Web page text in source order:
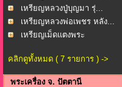
เหรียญหลวงปู่บุญมา รุ่...
เหรียญหลวงพ่อเพชร หลัง...
เหรียญเม็ดแตงพระ
คลิกดูทั้งหมด ( 7 รายการ ) ->
พระเครื่อง จ. ปัตตานี